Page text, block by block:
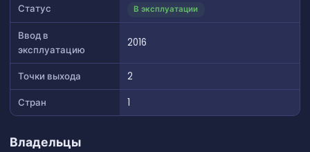
Статус В эксплуатации
Ввод в
эксплуатацию
2016
Точки выхода
2
Стран
1
Владельцы